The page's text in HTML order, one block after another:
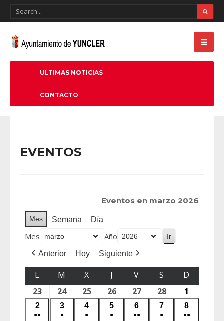
ULTIMAS NOTICIAS
CONTACTO
EVENTOS
Eventos en marzo 2026
Mes Semana Día
Mes Año
Anterior Hoy Siguiente
L M X J V S
D
23
24 25 26 27 28 1
2
●●
3
●
4
●
5
●
6
●●
7
●
8
●●